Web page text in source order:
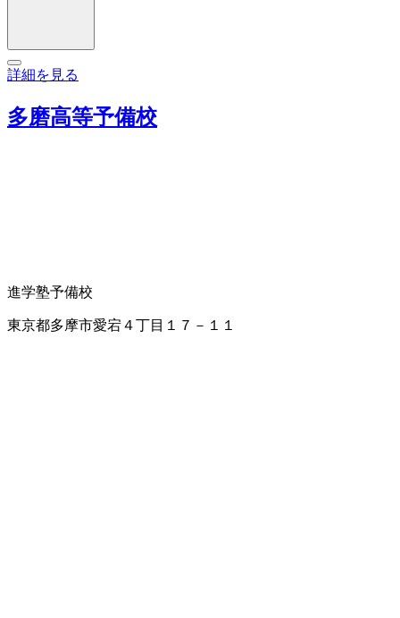
詳細を見る
多磨高等予備校
進学塾予備校
東京都多摩市愛宕４丁目１７－１１